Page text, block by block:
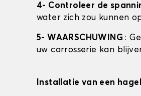
4- Controleer de
water zich zou kunnen
5- WAARSCHUWING:
uw carrosserie kan
Installatie van een